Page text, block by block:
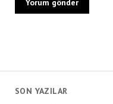
SON YAZILAR